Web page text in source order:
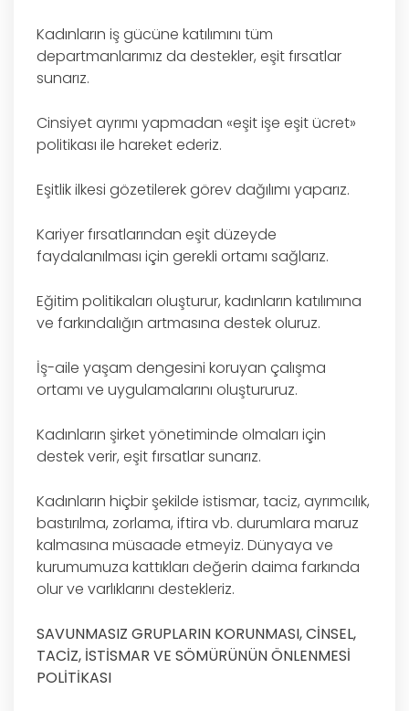
Kadınların iş gücüne katılımını tüm
departmanlarımız da destekler, eşit fırsatlar
sunarız.
Cinsiyet ayrımı yapmadan «eşit işe eşit ücret»
politikası ile hareket ederiz.
Eşitlik ilkesi gözetilerek görev dağılımı yaparız.
Kariyer fırsatlarından eşit düzeyde
faydalanılması için gerekli ortamı sağlarız.
Eğitim politikaları oluşturur, kadınların katılımına
ve farkındalığın artmasına destek oluruz.
İş-aile yaşam dengesini koruyan çalışma
ortamı ve uygulamalarını oluştururuz.
Kadınların şirket yönetiminde olmaları için
destek verir, eşit fırsatlar sunarız.
Kadınların hiçbir şekilde istismar, taciz, ayrımcılık,
bastırılma, zorlama, iftira vb. durumlara maruz
kalmasına müsaade etmeyiz. Dünyaya ve
kurumumuza kattıkları değerin daima farkında
olur ve varlıklarını destekleriz.
SAVUNMASIZ GRUPLARIN KORUNMASI, CİNSEL,
TACİZ, İSTİSMAR VE SÖMÜRÜNÜN ÖNLENMESİ
POLİTİKASI